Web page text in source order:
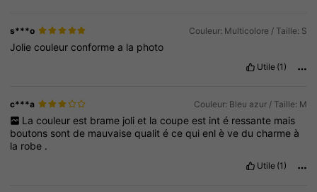
s***o Couleur: Multicolore / Taille: S
Joliecouleurconforme a la photo
Utile (1)
c***a Couleur: Bleu azur / Taille: M
La couleur est brame joli et la coupe est int é ressante mais
boutons sontde mauvaisequalitécequienlèveducharme à
la robe .
Utile (1)